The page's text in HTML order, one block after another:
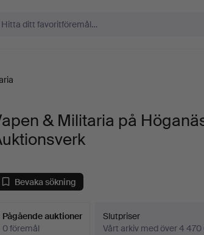
& Militaria på
Bevaka sökning
Pågående auktioner
0 föremål
Slutpriser
Vårt arkiv med över 4